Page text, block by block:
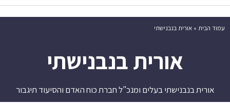
עמוד הבית » אורית בנבנישתי
אורית בנבנישתי
אורית בנבנישתי בעלים ומנכ"ל חברת כוח האדם והסיעוד תיגבור